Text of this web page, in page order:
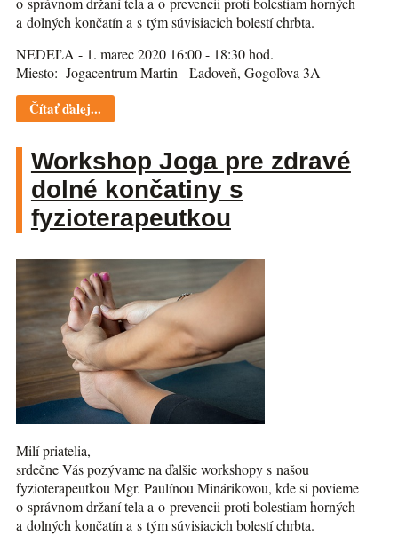
a dolných končatín a s tým súvisiacich bolestí chrbta.
NEDEĽA - 1. marec 2020 16:00 - 18:30 hod.
Miesto: Jogacentrum Martin - Ľadoveň, Gogoľova 3A
Čítať ďalej...
Workshop Joga pre zdravé
dolné končatiny s
fyzioterapeutkou
Milí priatelia,
srdečne Vás pozývame na ďalšie workshopy s našou
fyzioterapeutkou Mgr. Paulínou Minárikovou, kde si povieme
o správnom držaní tela a o prevencii proti bolestiam horných
a dolných končatín a s tým súvisiacich bolestí chrbta.